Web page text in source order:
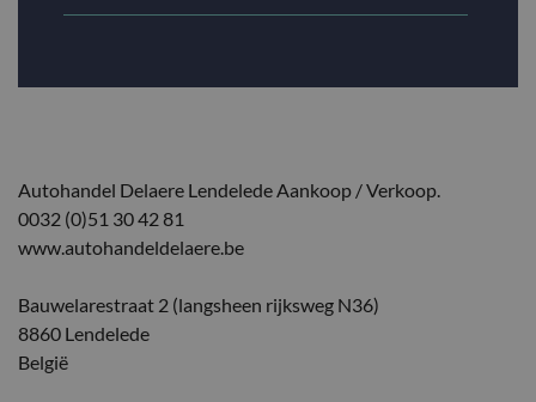
Autohandel Delaere Lendelede Aankoop / Verkoop.
0032 (0)51 30 42 81
www.autohandeldelaere.be
Bauwelarestraat 2 (langsheen rijksweg N36)
8860 Lendelede
België